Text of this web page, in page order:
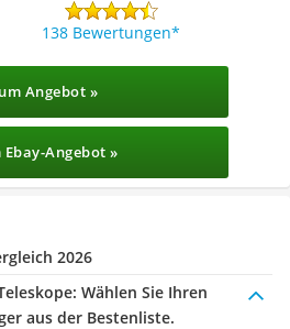
138 Bewertungen
Angebot »
Ebay-Angebot »
2026
Wählen Sie Ihren
aus der Bestenliste.